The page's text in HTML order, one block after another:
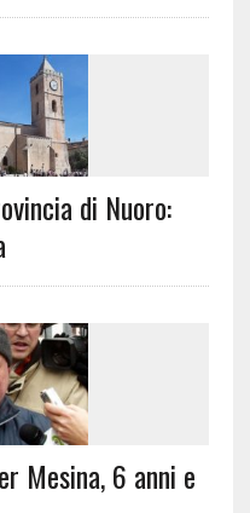
di Nuoro:
Mesina, 6 anni e